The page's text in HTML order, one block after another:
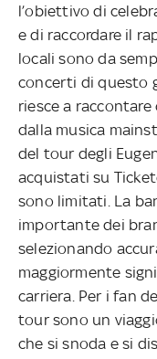
l’obiettivo di
e di raccordare il
locali sono da
concerti di questo
riesce a
dalla musica
del tour degli
acquistati su
sono limitati. La
importante dei
selezionando
maggiormente
carriera. Per i fan
tour sono un
che si snoda e si